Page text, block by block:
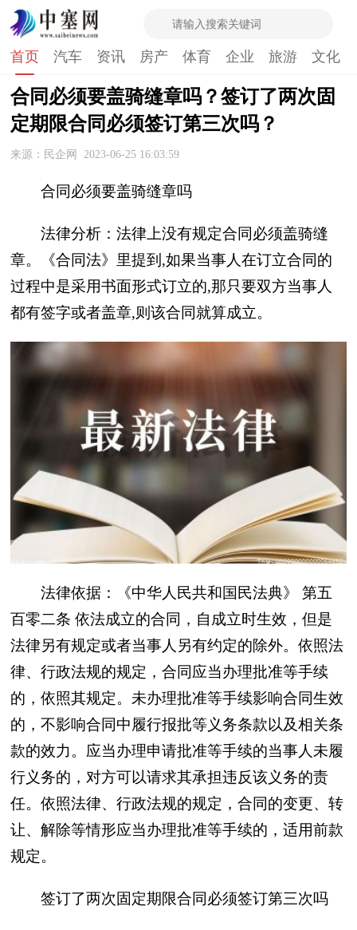
首页 汽车 资讯 房产 体育 企业 旅游 文化
合同必须要盖骑缝章吗？签订了两次固
定期限合同必须签订第三次吗？
来源：民企网 2023-06-25 16:03:59
合同必须要盖骑缝章吗
法律分析：法律上没有规定合同必须盖骑缝
章。《合同法》里提到,如果当事人在订立合同的
过程中是采用书面形式订立的,那只要双方当事人
都有签字或者盖章,则该合同就算成立。
法律依据：《中华人民共和国民法典》 第五
百零二条 依法成立的合同，自成立时生效，但是
法律另有规定或者当事人另有约定的除外。依照法
律、行政法规的规定，合同应当办理批准等手续
的，依照其规定。未办理批准等手续影响合同生效
的，不影响合同中履行报批等义务条款以及相关条
款的效力。应当办理申请批准等手续的当事人未履
行义务的，对方可以请求其承担违反该义务的责
任。依照法律、行政法规的规定，合同的变更、转
让、解除等情形应当办理批准等手续的，适用前款
规定。
签订了两次固定期限合同必须签订第三次吗